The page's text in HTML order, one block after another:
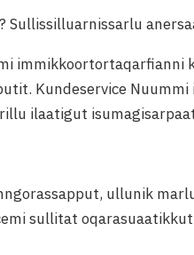
immikkoortortaqarfianni
Kundeservice
ilaatigut
ullunik
sullitat